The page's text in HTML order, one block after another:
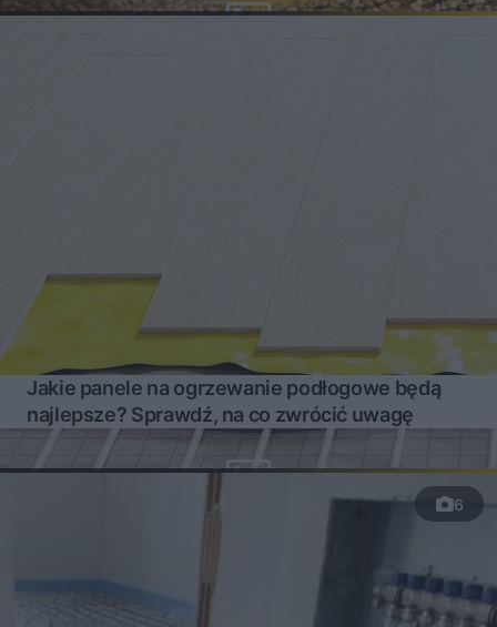
Jakie panele na ogrzewanie podłogowe będą
najlepsze? Sprawdź, na co zwrócić uwagę
6